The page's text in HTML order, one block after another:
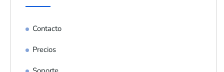
Contacto
Precios